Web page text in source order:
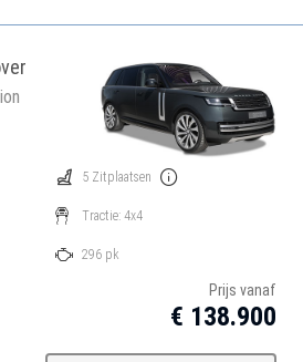
5 Zitplaatsen
Tractie: 4x4
296 pk
Prijs vanaf
€ 138.900